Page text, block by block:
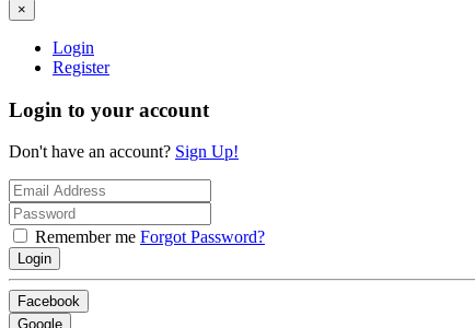
×
Login
Register
Login to your account
Don't have an account? Sign Up!
Remember me Forgot Password?
Login
Facebook
Google